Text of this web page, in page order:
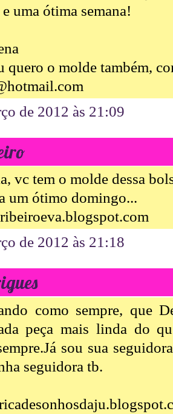
uma ótima semana!
quero o molde também,
de 2012 às 21:09
vc tem o molde dessa
um ótimo domingo...
de 2012 às 21:18
como sempre, que
peça mais linda do
sou sua
seguidora tb.